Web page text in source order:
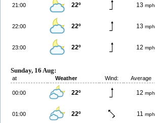
21:00 22º 13 mph
22:00 22º 13 mph
23:00 22º 12 mph
Sunday, 16 Aug:
at Weather Wind: Average
00:00 22º 12 mph
01:00 22º 11 mph